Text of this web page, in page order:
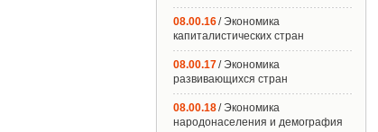
08.00.16/ Экономика
капиталистических стран
08.00.17/ Экономика
развивающихся стран
08.00.18/ Экономика
народонаселения и демография